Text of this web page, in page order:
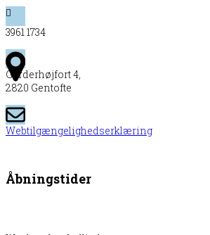
3961 1734
Garderhøjfort 4,
2820 Gentofte
Webtilgængelighedserklæring
Åbningstider